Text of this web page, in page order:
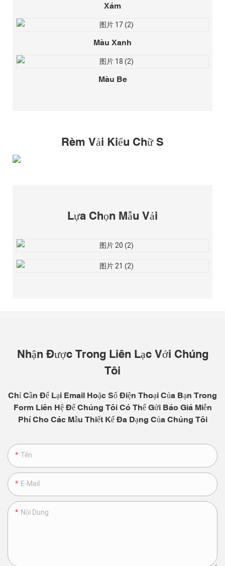
Xám
Màu Xanh
Màu Be
Rèm Vải Kiểu Chữ S
Lựa Chọn Mẫu Vải
Nhận Được Trong Liên Lạc Với Chúng
Tôi
Chỉ Cần Để Lại Email Hoặc Số Điện Thoại Của Bạn Trong
Form Liên Hệ Để Chúng Tôi Có Thể Gửi Báo Giá Miễn
Phí Cho Các Mẫu Thiết Kế Đa Dạng Của Chúng Tôi
Tên
E-Mail
Nội Dung